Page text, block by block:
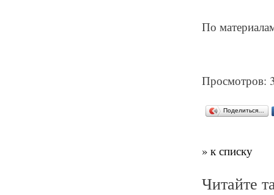
По
Просмотров:
Поделиться…
» к списку
Читайте